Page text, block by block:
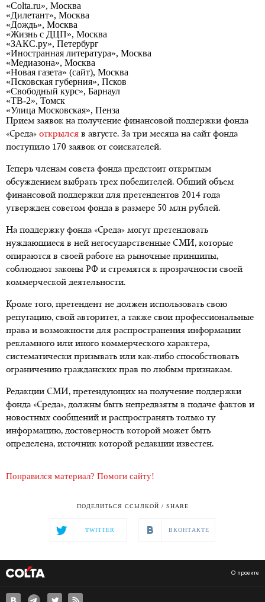
«Colta.ru», Москва
«Дилетант», Москва
«Дождь», Москва
«Жизнь с ДЦП», Москва
«ЗАКС.ру», Петербург
«Иностранная литература», Москва
«Медиазона», Москва
«Новая газета» (сайт), Москва
«Псковская губерния», Псков
«Свободный курс», Барнаул
«ТВ-2», Томск
«Улица Московская», Пенза
Прием заявок на получение финансовой поддержки фонда
«Среда» открылся в августе. За три месяца на сайт фонда
поступило 170 заявок от соискателей.
Теперь членам совета фонда предстоит открытым
обсуждением выбрать трех победителей. Общий объем
финансовой поддержки для претендентов 2014 года
утвержден советом фонда в размере 50 млн рублей.
На поддержку фонда «Среда» могут претендовать
нуждающиеся в ней негосударственные СМИ, которые
опираются в своей работе на рыночные принципы,
соблюдают законы РФ и стремятся к прозрачности своей
коммерческой деятельности.
Кроме того, претендент не должен использовать свою
репутацию, свой авторитет, а также свои профессиональные
права и возможности для распространения информации
рекламного или иного коммерческого характера,
систематически призывать или как-либо способствовать
ограничению гражданских прав по любым признакам.
Редакции СМИ, претендующих на получение поддержки
фонда «Среда», должны быть непредвзяты в подаче фактов и
новостных сообщений и распространять только ту
информацию, достоверность которой может быть
определена, источник которой редакции известен.
Понравился материал? Помоги сайту!
ПОДЕЛИТЬСЯ ССЫЛКОЙ / SHARE
TWITTER ВКОНТАКТЕ
О проекте